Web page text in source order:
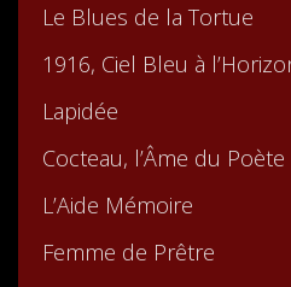
Le Blues de la Tortue
1916, Ciel Bleu à
Lapidée
Cocteau, l’Âme du Poète
L’Aide Mémoire
Femme de Prêtre